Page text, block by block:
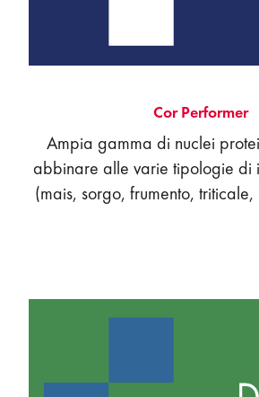
Cor Performer
Ampia gamma di nuclei
abbinare alle varie tipologie di
(mais, sorgo, frumento,